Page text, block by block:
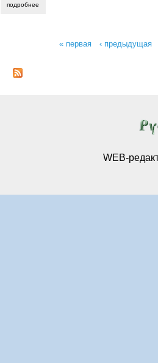
подробнее
« первая ‹ предыдущая
WEB-